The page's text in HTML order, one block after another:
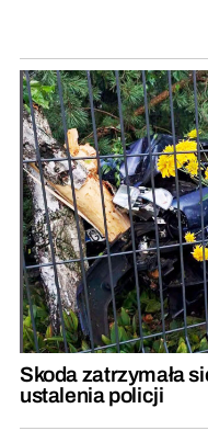
Skoda zatrzymała
ustalenia policji